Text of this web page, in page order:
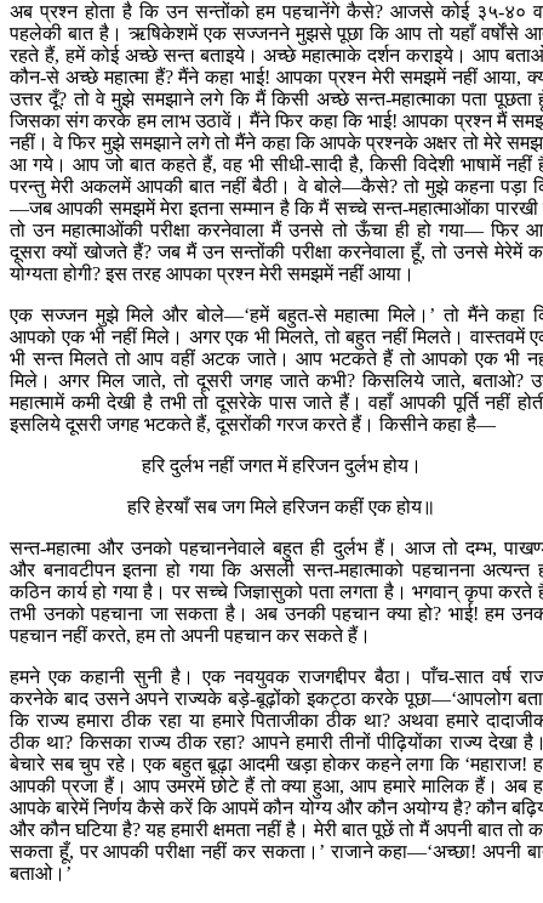
अब प्रश्न होता है कि उन सन्तोंको हम पहचानेंगे कैसे? आजसे कोई ३५-४०
पहलेकी बात है। ऋषिकेशमें एक सज्जनने मुझसे पूछा कि आप तो यहाँ वर्षोंसे
रहते हैं, हमें कोई अच्छे सन्त बताइये। अच्छे महात्माके दर्शन कराइये। आप
कौन-से अच्छे महात्मा हैं? मैंने कहा भाई! आपका प्रश्न मेरी समझमें नहीं आया,
उत्तर दूँ? तो वे मुझे समझाने लगे कि मैं किसी अच्छे सन्त-महात्माका पता पूछता
जिसका संग करके हम लाभ उठावें। मैंने फिर कहा कि भाई! आपका प्रश्न मैं
नहीं। वे फिर मुझे समझाने लगे तो मैंने कहा कि आपके प्रश्नके अक्षर तो मेरे
आ गये। आप जो बात कहते हैं, वह भी सीधी-सादी है, किसी विदेशी भाषामें नहीं
परन्तु मेरी अकलमें आपकी बात नहीं बैठी। वे बोले—कैसे? तो मुझे कहना पड़ा
—जब आपकी समझमें मेरा इतना सम्मान है कि मैं सच्चे सन्त-महात्माओंका पारखी
तो उन महात्माओंकी परीक्षा करनेवाला मैं उनसे तो ऊँचा ही हो गया— फिर
दूसरा क्यों खोजते हैं? जब मैं उन सन्तोंकी परीक्षा करनेवाला हूँ, तो उनसे मेरेमें
योग्यता होगी? इस तरह आपका प्रश्न मेरी समझमें नहीं आया।
एक सज्जन मुझे मिले और बोले—‘हमें बहुत-से महात्मा मिले।’ तो मैंने कहा
आपको एक भी नहीं मिले। अगर एक भी मिलते, तो बहुत नहीं मिलते। वास्तवमें
भी सन्त मिलते तो आप वहीं अटक जाते। आप भटकते हैं तो आपको एक भी
मिले। अगर मिल जाते, तो दूसरी जगह जाते कभी? किसलिये जाते, बताओ?
महात्मामें कमी देखी है तभी तो दूसरेके पास जाते हैं। वहाँ आपकी पूर्ति नहीं
इसलिये दूसरी जगह भटकते हैं, दूसरोंकी गरज करते हैं। किसीने कहा है—
हरि दुर्लभ नहीं जगत में हरिजन दुर्लभ होय।
हरि हेरॺाँ सब जग मिले हरिजन कहीं एक होय॥
सन्त-महात्मा और उनको पहचाननेवाले बहुत ही दुर्लभ हैं। आज तो दम्भ,
और बनावटीपन इतना हो गया कि असली सन्त-महात्माको पहचानना अत्यन्त
कठिन कार्य हो गया है। पर सच्चे जिज्ञासुको पता लगता है। भगवान् कृपा करते
तभी उनको पहचाना जा सकता है। अब उनकी पहचान क्या हो? भाई! हम
पहचान नहीं करते, हम तो अपनी पहचान कर सकते हैं।
हमने एक कहानी सुनी है। एक नवयुवक राजगद्दीपर बैठा। पाँच-सात वर्ष
करनेके बाद उसने अपने राज्यके बड़े-बूढ़ोंको इकट्ठा करके पूछा—‘आपलोग
कि राज्य हमारा ठीक रहा या हमारे पिताजीका ठीक था? अथवा हमारे
ठीक था? किसका राज्य ठीक रहा? आपने हमारी तीनों पीढ़ियोंका राज्य देखा
बेचारे सब चुप रहे। एक बहुत बूढ़ा आदमी खड़ा होकर कहने लगा कि ‘महाराज!
आपकी प्रजा हैं। आप उमरमें छोटे हैं तो क्या हुआ, आप हमारे मालिक हैं। अब
आपके बारेमें निर्णय कैसे करें कि आपमें कौन योग्य और कौन अयोग्य है? कौन
और कौन घटिया है? यह हमारी क्षमता नहीं है। मेरी बात पूछें तो मैं अपनी बात तो
सकता हूँ, पर आपकी परीक्षा नहीं कर सकता।’ राजाने कहा—‘अच्छा! अपनी
बताओ।’